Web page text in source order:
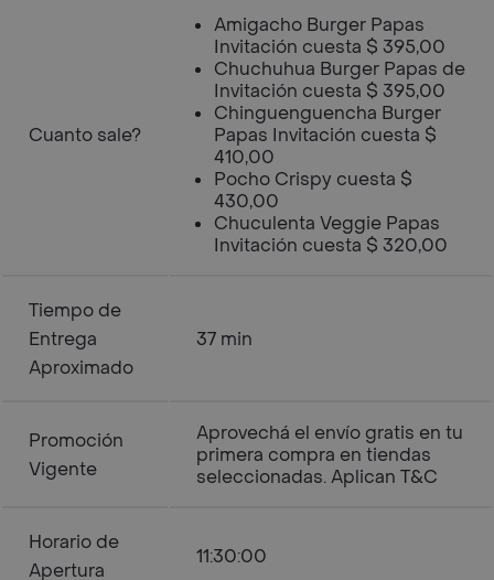
Cuanto sale?
Amigacho Burger Papas
Invitación cuesta $ 395,00
Chuchuhua Burger Papas de
Invitación cuesta $ 395,00
Chinguenguencha Burger
Papas Invitación cuesta $
410,00
Pocho Crispy cuesta $
430,00
Chuculenta Veggie Papas
Invitación cuesta $ 320,00
Tiempo de
Entrega
Aproximado
37 min
Promoción
Vigente
Aprovechá el envío gratis en tu
primera compra en tiendas
seleccionadas. Aplican T&C
Horario de
Apertura
11:30:00